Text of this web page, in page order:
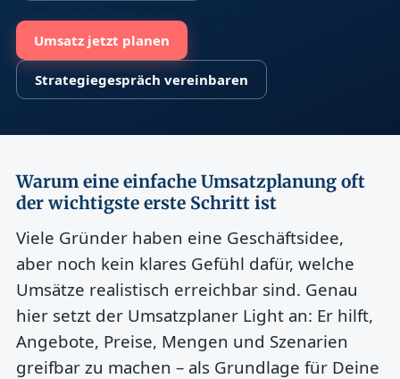
Umsatz jetzt planen
Strategiegespräch vereinbaren
Warum eine einfache Umsatzplanung oft
der wichtigste erste Schritt ist
Viele Gründer haben eine Geschäftsidee,
aber noch kein klares Gefühl dafür, welche
Umsätze realistisch erreichbar sind. Genau
hier setzt der Umsatzplaner Light an: Er hilft,
Angebote, Preise, Mengen und Szenarien
greifbar zu machen – als Grundlage für Deine